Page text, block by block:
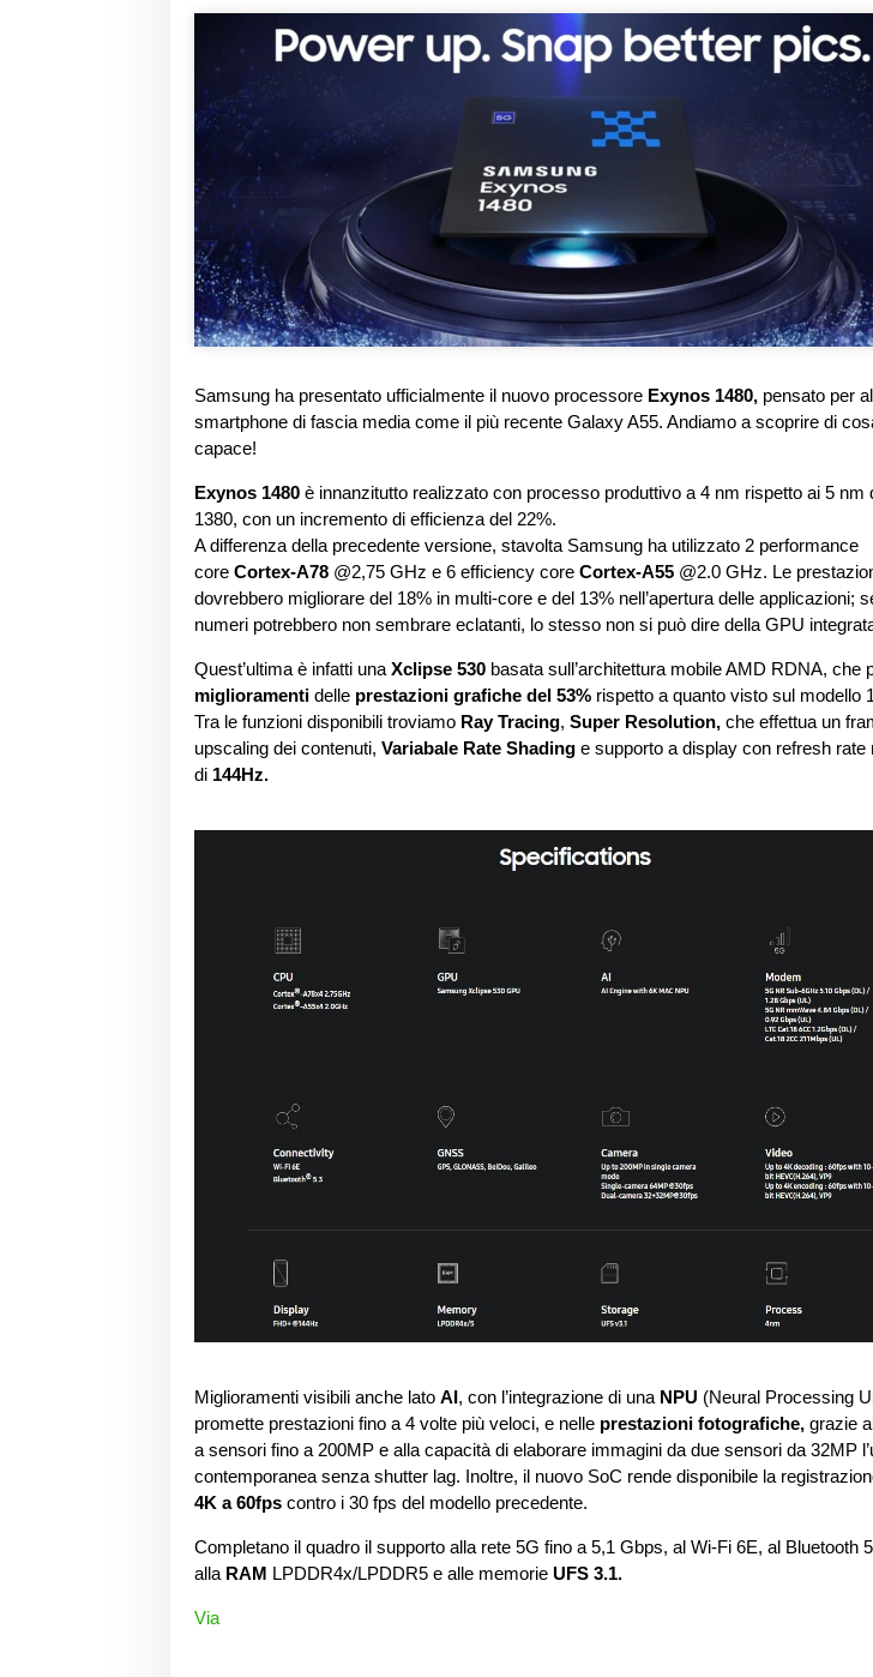
Samsung ha presentato ufficialmente il nuovo processore Exynos 1480, pensato per
smartphone di fascia media come il più recente Galaxy A55. Andiamo a scoprire di
capace!
Exynos 1480 è innanzitutto realizzato con processo produttivo a 4 nm rispetto ai 5 nm
1380, con un incremento di efficienza del 22%.
A differenza della precedente versione, stavolta Samsung ha utilizzato 2 performance
core Cortex-A78 @2,75 GHz e 6 efficiency core Cortex-A55 @2.0 GHz. Le
dovrebbero migliorare del 18% in multi-core e del 13% nell’apertura delle applicazioni;
numeri potrebbero non sembrare eclatanti, lo stesso non si può dire della GPU
Quest’ultima è infatti una Xclipse 530 basata sull’architettura mobile AMD RDNA, che
miglioramenti delle prestazioni grafiche del 53% rispetto a quanto visto sul modello
Tra le funzioni disponibili troviamo Ray Tracing, Super Resolution, che effettua un
upscaling dei contenuti, Variabale Rate Shading e supporto a display con refresh rate
di 144Hz.
Miglioramenti visibili anche lato AI, con l’integrazione di una NPU (Neural Processing
promette prestazioni fino a 4 volte più veloci, e nelle prestazioni fotografiche, grazie
a sensori fino a 200MP e alla capacità di elaborare immagini da due sensori da 32MP
contemporanea senza shutter lag. Inoltre, il nuovo SoC rende disponibile la
4K a 60fps contro i 30 fps del modello precedente.
Completano il quadro il supporto alla rete 5G fino a 5,1 Gbps, al Wi-Fi 6E, al Bluetooth
alla RAM LPDDR4x/LPDDR5 e alle memorie UFS 3.1.
Via